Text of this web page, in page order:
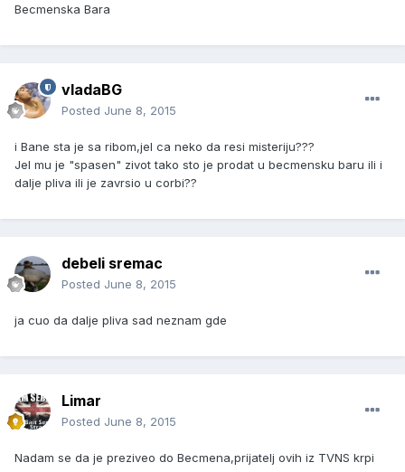
Becmenska Bara
vladaBG
Posted June 8, 2015
i Bane sta je sa ribom,jel ca neko da resi misteriju???
Jel mu je "spasen" zivot tako sto je prodat u becmensku baru ili i
dalje pliva ili je zavrsio u corbi??
debeli sremac
Posted June 8, 2015
ja cuo da dalje pliva sad neznam gde
Limar
Posted June 8, 2015
Nadam se da je preziveo do Becmena,prijatelj ovih iz TVNS krpi